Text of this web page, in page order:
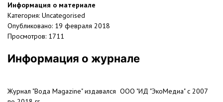
Информация о материале
Категория: Uncategorised
Опубликовано: 19 февраля 2018
Просмотров: 1711
Информация о журнале
Журнал "Вода Magazine" издавался ООО "ИД "ЭкоМедиа" с 2007